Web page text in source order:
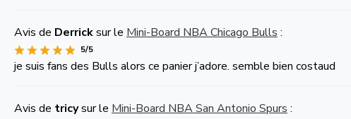
Avis de Derricksur le Mini-Board NBA Chicago Bulls :
5/5
je suis fans des Bulls alors ce panier j’adore. semble bien costaud
Avis de tricysur le Mini-Board NBA San Antonio Spurs :